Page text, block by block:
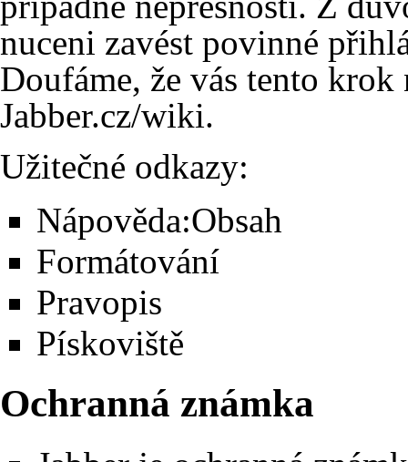
nuceni zavést povinné
Doufáme, že vás tento
Jabber.cz/wiki.
Užitečné odkazy:
Nápověda:Obsah
Formátování
Pravopis
Pískoviště
Ochranná známka